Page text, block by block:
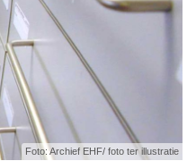
Foto: Archief EHF/ foto ter illustratie